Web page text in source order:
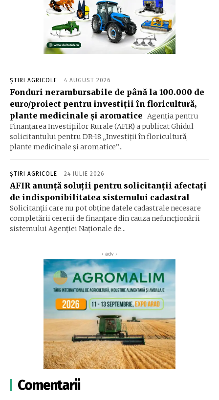
ȘTIRI AGRICOLE 4 AUGUST 2026
Fonduri nerambursabile de până la 100.000 de
euro/proiect pentru investiţii în floricultură,
plante medicinale şi aromatice
Agenţia pentru
Finanţarea Investiţiilor Rurale (AFIR) a publicat Ghidul
solicitantului pentru DR-18 „Investiţii în floricultură,
plante medicinale şi aromatice”...
ȘTIRI AGRICOLE 24 IULIE 2026
AFIR anunță soluții pentru solicitanții afectați
de indisponibilitatea sistemului cadastral
Solicitanţii care nu pot obţine datele cadastrale necesare
completării cererii de finanţare din cauza nefuncţionării
sistemului Agenţiei Naţionale de...
‹ adv ›
Comentarii